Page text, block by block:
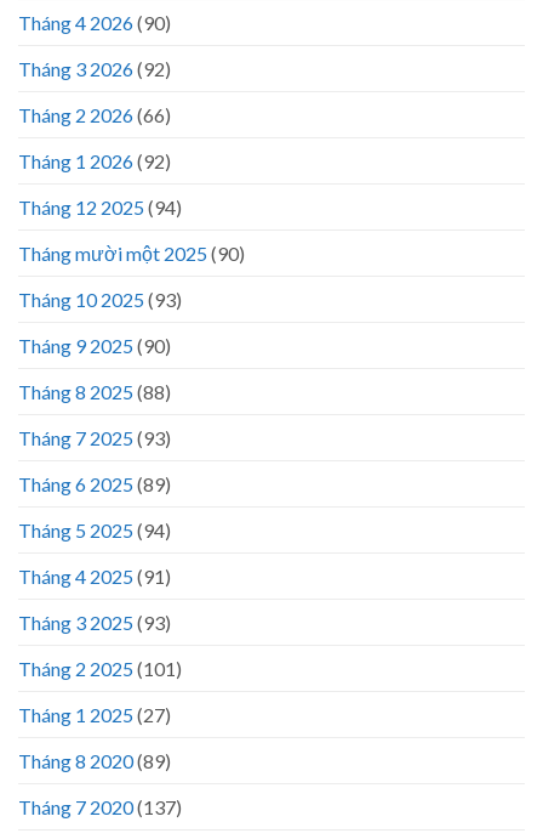
Tháng 4 2026(90)
Tháng 3 2026(92)
Tháng 2 2026(66)
Tháng 1 2026(92)
Tháng 12 2025(94)
Tháng mười một 2025(90)
Tháng 10 2025(93)
Tháng 9 2025(90)
Tháng 8 2025(88)
Tháng 7 2025(93)
Tháng 6 2025(89)
Tháng 5 2025(94)
Tháng 4 2025(91)
Tháng 3 2025(93)
Tháng 2 2025(101)
Tháng 1 2025(27)
Tháng 8 2020(89)
Tháng 7 2020(137)